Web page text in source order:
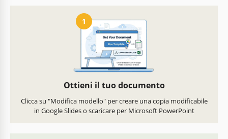
1
Ottieni il tuo documento
Clicca su "Modifica modello" per creare una copia modificabile
in Google Slides o scaricare per Microsoft PowerPoint